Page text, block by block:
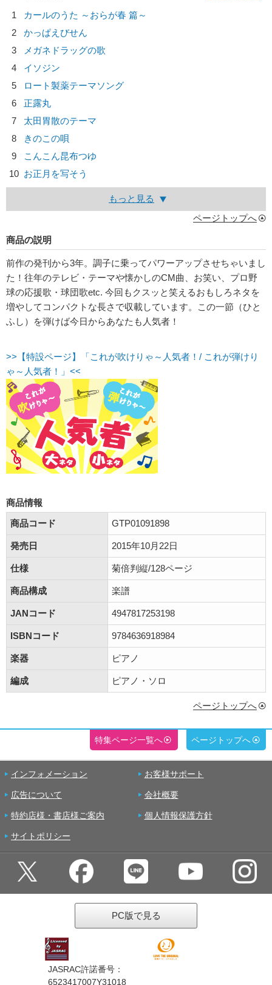
1
カールのうた ～おらが春 篇～
2
かっぱえびせん
3
メガネドラッグの歌
4
イソジン
5
ロート製薬テーマソング
6
正露丸
7
太田胃散のテーマ
8
きのこの唄
9
こんこん昆布つゆ
10 お正月を写そう
もっと見る
ページトップへ
商品の説明
前作の発刊から3年。調子に乗ってパワーアップさせちゃいまし
た！往年のテレビ・テーマや懐かしのCM曲、お笑い、プロ野
球の応援歌・球団歌etc. 今回もクスッと笑えるおもしろネタを
増やしてコンパクトな長さで収載しています。この一節（ひと
ふし）を弾けば今日からあなたも人気者！
>>【特設ページ】「これが吹けりゃ～人気者！/ これが弾けり
ゃ～人気者！」<<
商品情報
商品コード
GTP01091898
発売日 2015年10月22日
仕様 菊倍判縦/128ページ
商品構成 楽譜
JANコード 4947817253198
ISBNコード 9784636918984
楽器 ピアノ
編成 ピアノ・ソロ
ページトップへ
特集ページ一覧へ ページトップへ
インフォメーション お客様サポート
広告について 会社概要
特約店様・書店様ご案内 個人情報保護方針
サイトポリシー
PC版で見る
JASRAC許諾番号：
6523417007Y31018